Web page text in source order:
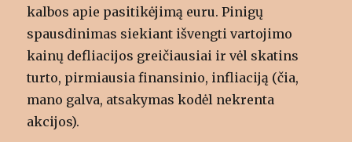
kalbos apie pasitikėjimą euru. Pinigų
spausdinimas siekiant išvengti vartojimo
kainų defliacijos greičiausiai ir vėl skatins
turto, pirmiausia finansinio, infliaciją (čia,
mano galva, atsakymas kodėl nekrenta
akcijos).